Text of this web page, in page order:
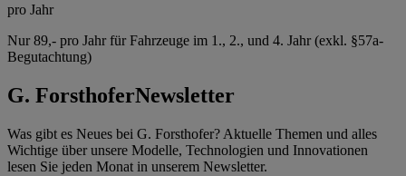
pro Jahr
Nur 89,- pro Jahr für Fahrzeuge im 1., 2., und 4. Jahr (exkl. §57a-
Begutachtung)
G. ForsthoferNewsletter
Was gibt es Neues bei G. Forsthofer? Aktuelle Themen und alles
Wichtige über unsere Modelle, Technologien und Innovationen
lesen Sie jeden Monat in unserem Newsletter.